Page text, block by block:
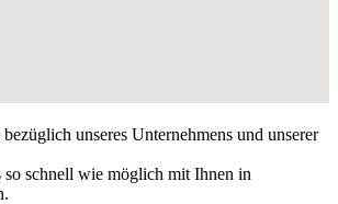
unseres Unternehmens und unserer
so schnell wie möglich mit Ihnen in